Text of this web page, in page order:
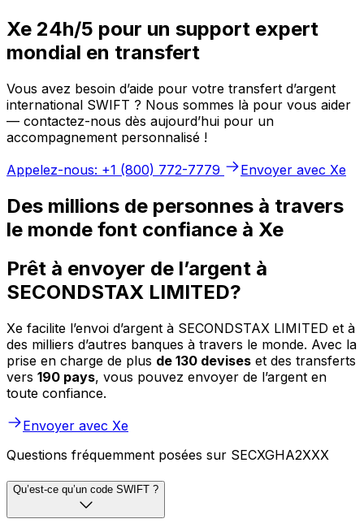
Xe 24h/5 pour un support expert
mondial en transfert
Vous avez besoin d’aide pour votre transfert d’argent
international SWIFT ? Nous sommes là pour vous aider
— contactez-nous dès aujourd’hui pour un
accompagnement personnalisé !
Appelez-nous: +1 (800) 772-7779
Envoyer avec Xe
Des millions de personnes à travers
le monde font confiance à Xe
Prêt à envoyer de l’argent à
SECONDSTAX LIMITED?
Xe facilite l’envoi d’argent à SECONDSTAX LIMITED et à
des milliers d’autres banques à travers le monde. Avec la
prise en charge de plus de 130 devises et des transferts
vers 190 pays, vous pouvez envoyer de l’argent en
toute confiance.
Envoyer avec Xe
Questions fréquemment posées sur SECXGHA2XXX
Qu’est-ce qu’un code SWIFT ?